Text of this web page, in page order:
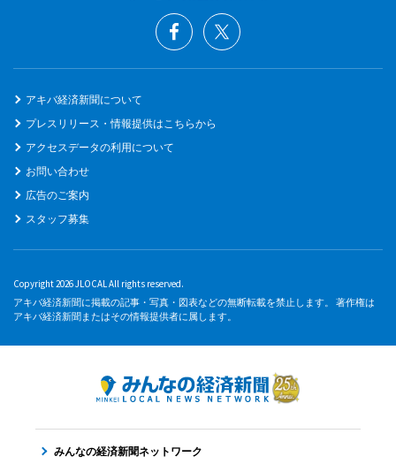
アキバ経済新聞について
プレスリリース・情報提供はこちらから
アクセスデータの利用について
お問い合わせ
広告のご案内
スタッフ募集
Copyright 2026 JLOCAL All rights reserved.
アキバ経済新聞に掲載の記事・写真・図表などの無断転載を禁止します。 著作権は
アキバ経済新聞またはその情報提供者に属します。
みんなの経済新聞ネットワーク